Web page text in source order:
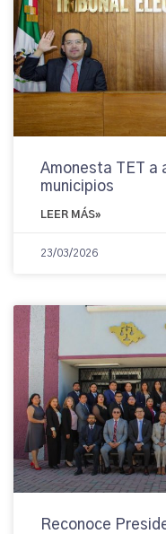
Amonesta TET a
municipios
LEER MÁS»
23/03/2026
Reconoce